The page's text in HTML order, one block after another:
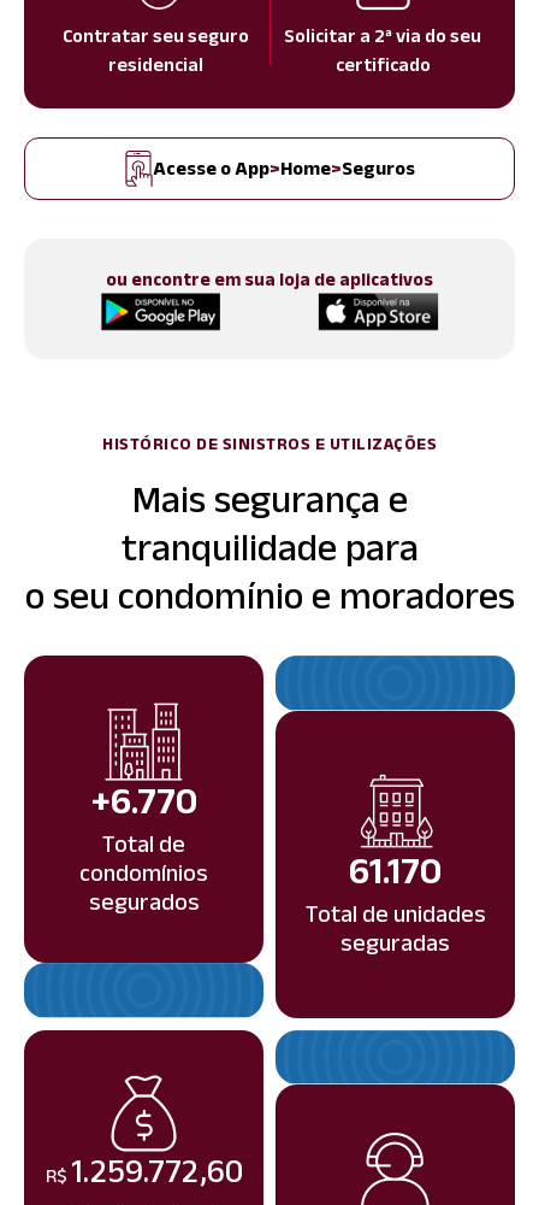
Contratar seu seguro
residencial
Solicitar a 2ª via do seu
certificado
Acesse o App>Home>Seguros
ou encontre em sua loja de aplicativos
HISTÓRICO DE SINISTROS E UTILIZAÇÕES
Mais segurança e
tranquilidade para
o seu condomínio e moradores
+6.770
Total de
condomínios
segurados
61.170
Total de unidades
seguradas
R$ 1.259.772,60